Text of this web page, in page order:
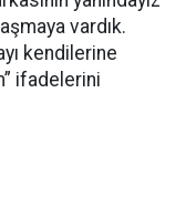
vardık.
kendilerine
ifadelerini